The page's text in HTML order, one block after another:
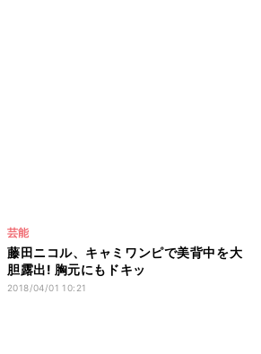
芸能
藤田ニコル、キャミワンピで美背中を大
胆露出! 胸元にもドキッ
2018/04/01 10:21